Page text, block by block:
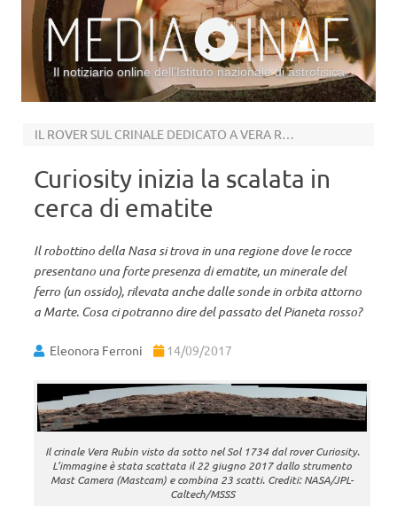
Il notiziario online dell’Istituto nazionale di astrofisica
IL ROVER SUL CRINALE DEDICATO A VERA RUBIN
Curiosity inizia la scalata in
cerca di ematite
Il robottino della Nasa si trova in una regione dove le rocce
presentano una forte presenza di ematite, un minerale del
ferro (un ossido), rilevata anche dalle sonde in orbita attorno
a Marte. Cosa ci potranno dire del passato del Pianeta rosso?
Eleonora Ferroni 14/09/2017
Il crinale Vera Rubin visto da sotto nel Sol 1734 dal rover Curiosity.
L’immagine è stata scattata il 22 giugno 2017 dallo strumento
Mast Camera (Mastcam) e combina 23 scatti. Crediti: NASA/JPL-
Caltech/MSSS